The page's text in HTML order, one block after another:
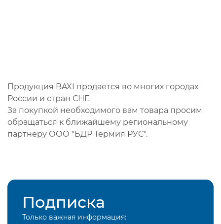
Продукция BAXI продается во многих городах
России и стран СНГ.
За покупкой необходимого вам товара просим
обращаться к ближайшему региональному
партнеру ООО "БДР Термия РУС".
Подписка
Только важная информация: